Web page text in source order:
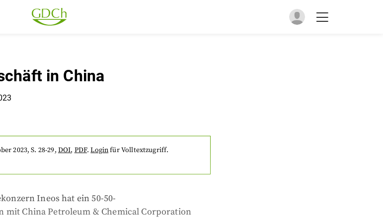
in China
2023, S. 28-29, DOI, PDF. Loginfür Volltextzugriff.
Ineos hat ein 50-50-
mit China Petroleum & Chemical Corporation